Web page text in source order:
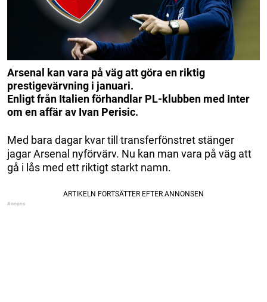
Arsenal kan vara på väg att göra en riktig
prestigevärvning i januari.
Enligt från Italien förhandlar PL-klubben med Inter
om en affär av Ivan Perisic.
Med bara dagar kvar till transferfönstret stänger
jagar Arsenal nyförvärv. Nu kan man vara på väg att
gå i lås med ett riktigt starkt namn.